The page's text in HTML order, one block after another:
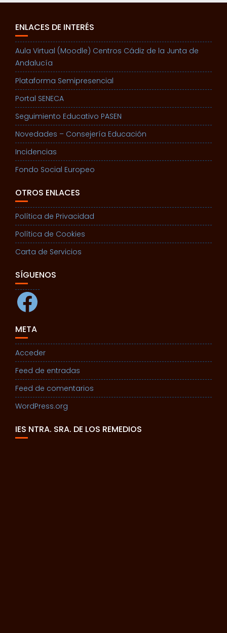
ENLACES DE INTERÉS
Aula Virtual (Moodle) Centros Cádiz de la Junta de
Andalucía
Plataforma Semipresencial
Portal SENECA
Seguimiento Educativo PASEN
Novedades – Consejería Educación
Incidencias
Fondo Social Europeo
OTROS ENLACES
Política de Privacidad
Política de Cookies
Carta de Servicios
SÍGUENOS
Facebook
META
Acceder
Feed de entradas
Feed de comentarios
WordPress.org
IES NTRA. SRA. DE LOS REMEDIOS